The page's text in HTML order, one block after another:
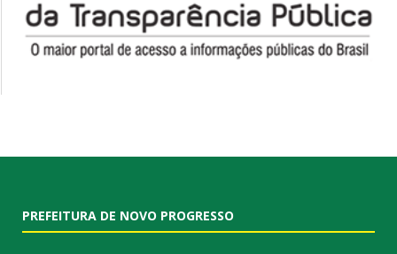
PREFEITURA DE NOVO PROGRESSO